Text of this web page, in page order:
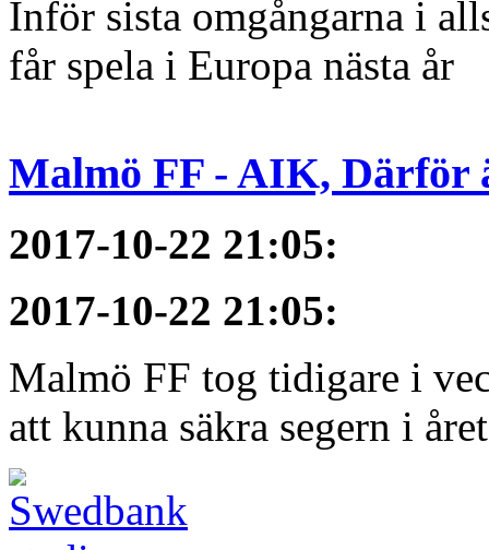
Inför sista omgångarna i
får spela i Europa nästa år
Malmö FF - AIK, Därför
2017-10-22 21:05:
2017-10-22 21:05:
Malmö FF tog tidigare i
att kunna säkra segern i